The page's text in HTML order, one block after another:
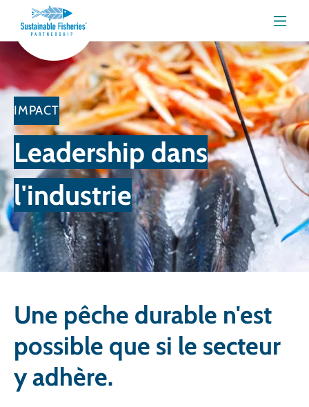
Menu
IMPACT
Leadership dans
l'industrie
Une pêche durable n'est
possible que si le secteur
y adhère.